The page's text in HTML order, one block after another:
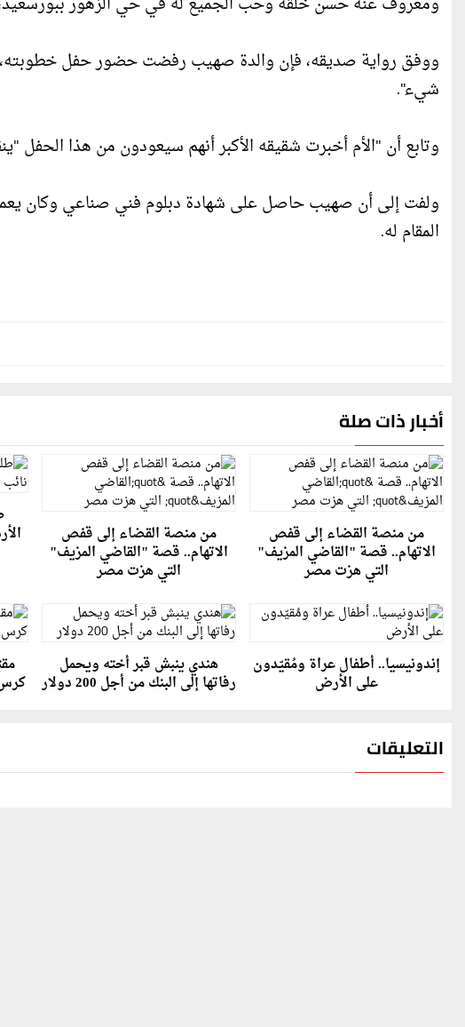
ووفق رواية صديقه، فإن والدة صهيب رفضت حضور حفل خطوبته،
شيء".
وتابع أن "الأم أخبرت شقيقه الأكبر أنهم سيعودون من هذا الحفل
ولفت إلى أن صهيب حاصل على شهادة دبلوم فني صناعي وكان يعمل
المقام له.
أخبار ذات صلة
من منصة القضاء إلى قفص
الاتهام.. قصة "القاضي المزيف"
التي هزت مصر
من منصة القضاء إلى قفص
الاتهام.. قصة "القاضي المزيف"
التي هزت مصر
إندونيسيا.. أطفال عراة ومُقيّدون
على الأرض
هندي ينبش قبر أخته ويحمل
رفاتها إلى البنك من أجل 200 دولار
التعليقات